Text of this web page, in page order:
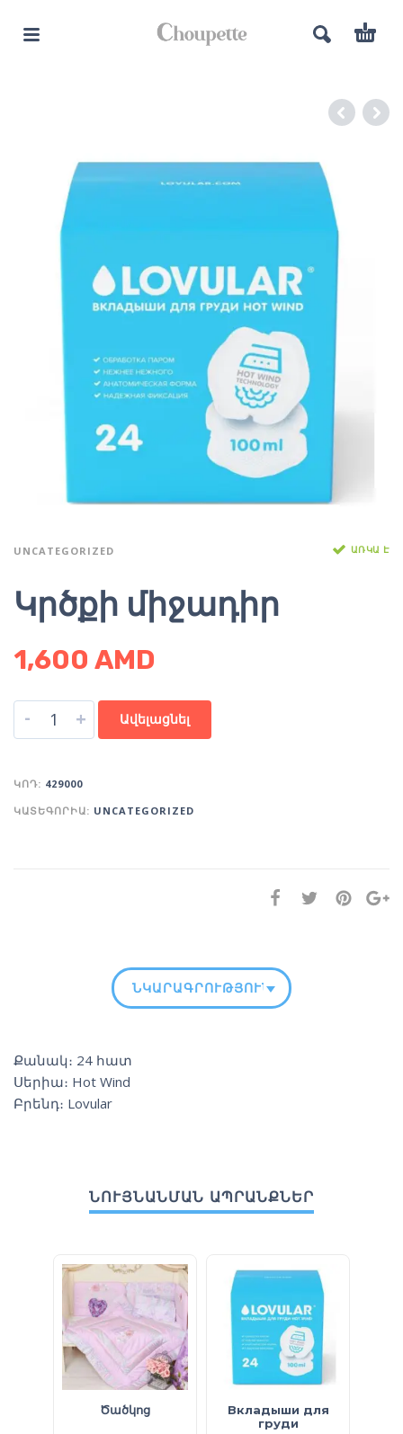
UNCATEGORIZED ԱՌԿԱ Է
Կրծքի միջադիր
1,600 AMD
- + Ավելացնել
ԿՈԴ: 429000
ԿԱՏԵԳՈՐԻԱ: UNCATEGORIZED
ՆԿԱՐԱԳՐՈՒԹՅՈՒՆ
Քանակ։ 24 հատ
Սերիա։ Hot Wind
Բրենդ։ Lovular
ՆՈՒՅՆԱՆՄԱՆ ԱՊՐԱՆՔՆԵՐ
Ծածկոց
Вкладыши для
груди